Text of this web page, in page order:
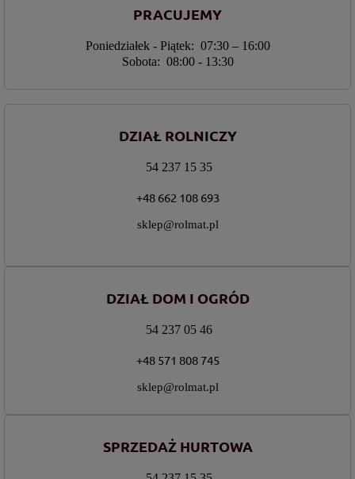
PRACUJEMY
Poniedziałek - Piątek: 07:30 – 16:00
Sobota: 08:00 - 13:30
DZIAŁ ROLNICZY
54 237 15 35
+48 662 108 693
sklep@rolmat.pl
DZIAŁ DOM I OGRÓD
54 237 05 46
+48 571 808 745
sklep@rolmat.pl
SPRZEDAŻ HURTOWA